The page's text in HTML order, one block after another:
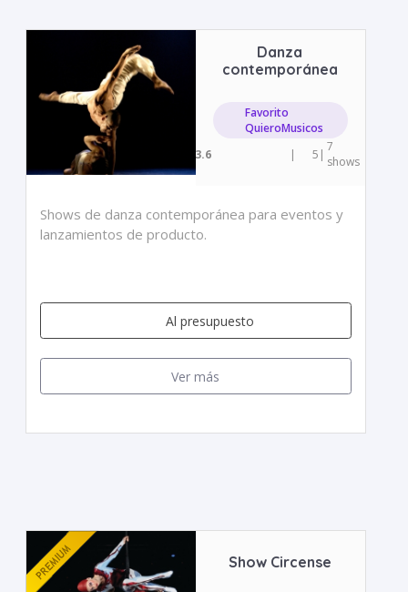
Danza
contemporánea
Favorito
QuieroMusicos
3.6
| 5 | 7
shows
Shows de danza contemporánea para eventos y
lanzamientos de producto.
Al presupuesto
Ver más
Show Circense